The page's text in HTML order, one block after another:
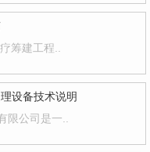
筹建工程..
设备技术说明
限公司是一..